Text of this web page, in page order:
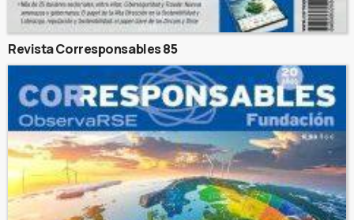
Revista Corresponsables 85